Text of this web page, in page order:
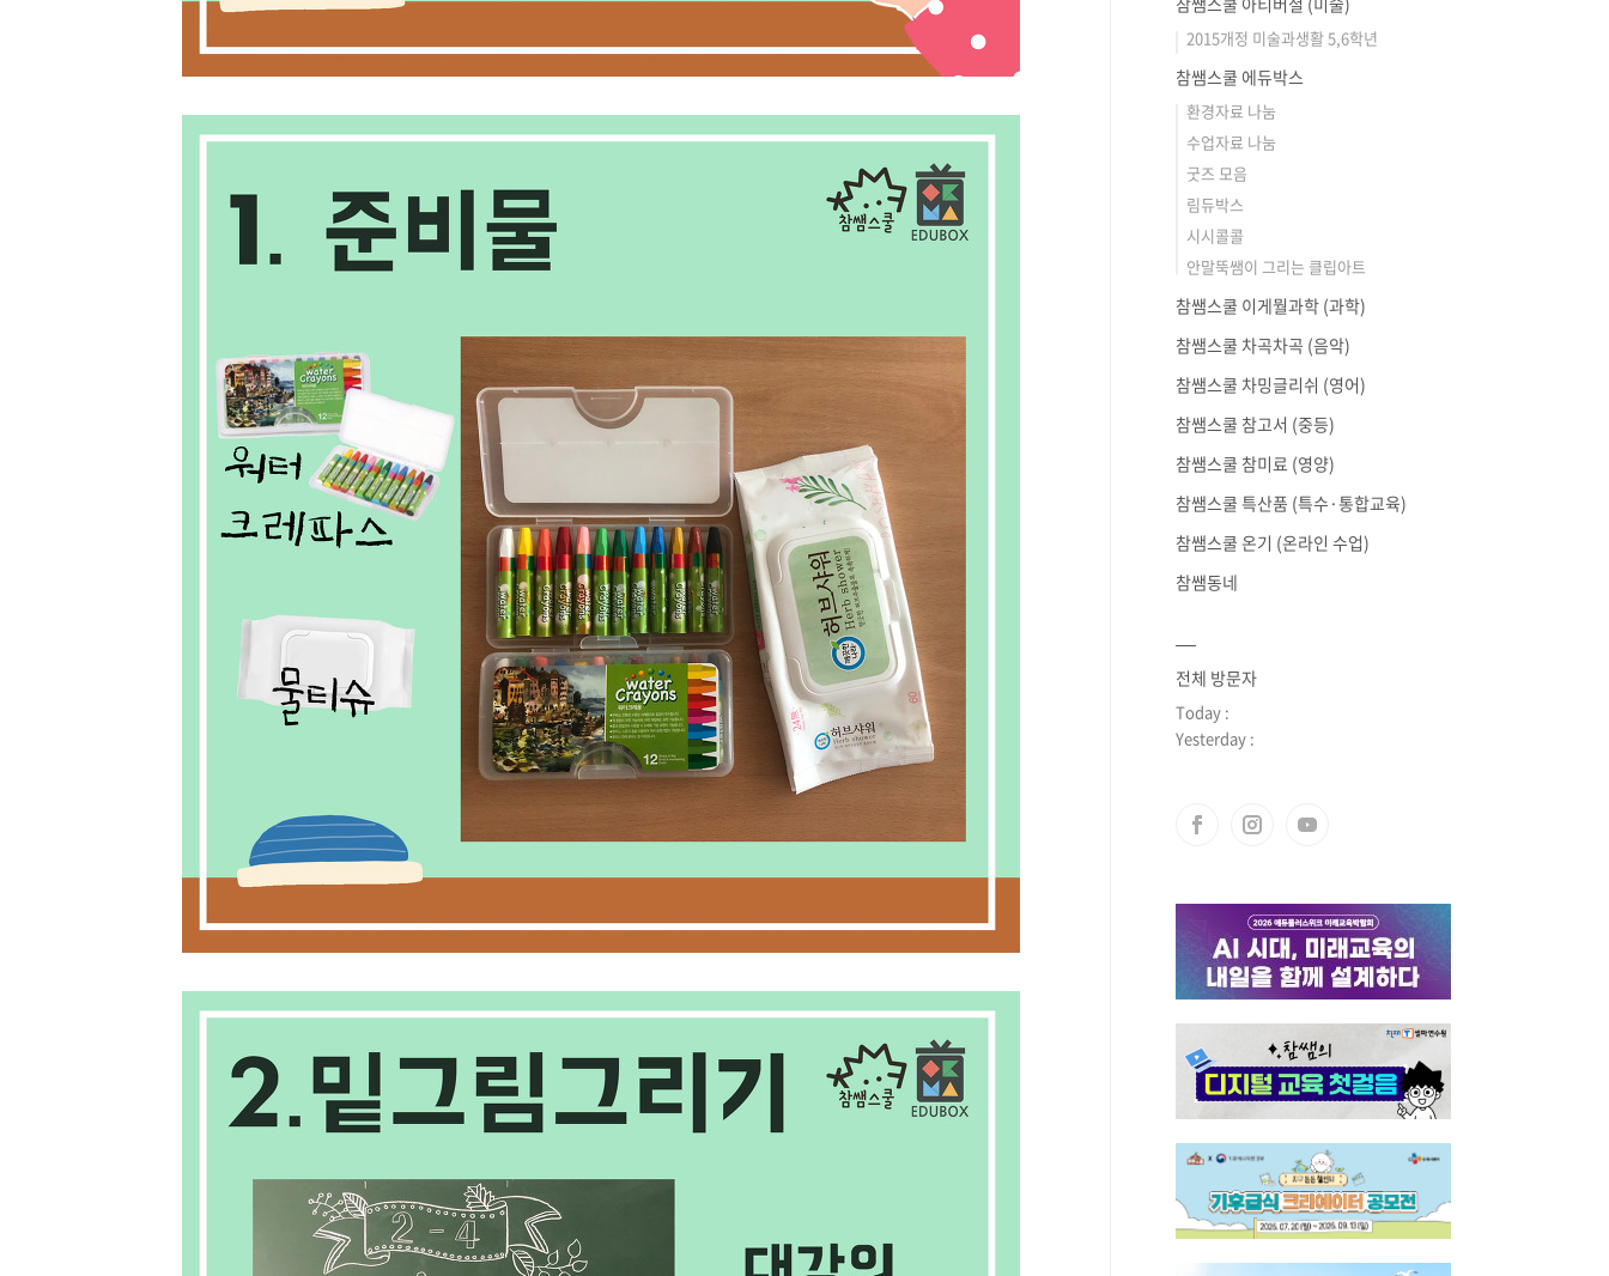
2015개정 미술과생활 5,6학년
참쌤스쿨 에듀박스
환경자료 나눔
수업자료 나눔
굿즈 모음
림듀박스
시시콜콜
안말뚝쌤이 그리는 클립아트
참쌤스쿨 이게뭘과학 (과학)
참쌤스쿨 차곡차곡 (음악)
참쌤스쿨 차밍글리쉬 (영어)
참쌤스쿨 참고서 (중등)
참쌤스쿨 참미료 (영양)
참쌤스쿨 특산품 (특수·통합교육)
참쌤스쿨 온기 (온라인 수업)
참쌤동네
전체 방문자
Today :
Yesterday :